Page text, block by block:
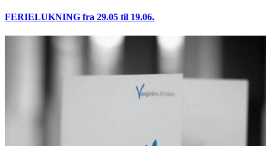
FERIELUKNING fra 29.05 til 19.06.